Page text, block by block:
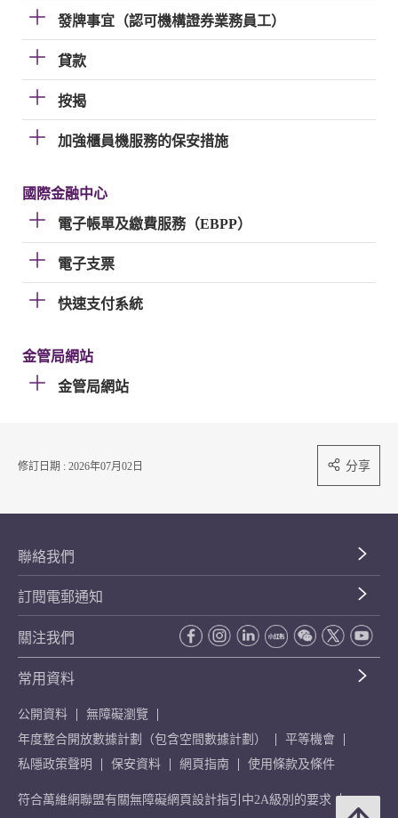
發牌事宜（認可機構證券業務員工）
貸款
按揭
加強櫃員機服務的保安措施
國際金融中心
電子帳單及繳費服務（EBPP）
電子支票
快速支付系統
金管局網站
金管局網站
修訂日期 : 2026年07月02日 分享
聯絡我們
訂閱電郵通知
關注我們
常用資料
公開資料
無障礙瀏覽
年度整合開放數據計劃（包含空間數據計劃）
平等機會
私隱政策聲明
保安資料 網頁指南 使用條款及條件
符合萬維網聯盟有關無障礙網頁設計指引中2A級別的要求